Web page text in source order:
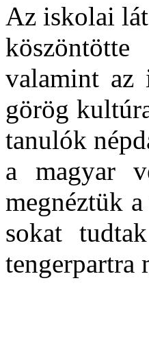
Az iskolai
valamint az
görög
tanulók
a magyar
megnéztük
sokat
tengerpartra